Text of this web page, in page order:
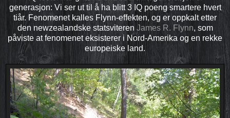
generasjon: Vi ser ut til å ha blitt 3 IQ poeng smartere hvert
tiår. Fenomenet kalles Flynn-effekten, og er oppkalt etter
den newzealandske statsviteren James R. Flynn, som
påviste at fenomenet eksisterer i Nord-Amerika og en rekke
europeiske land.